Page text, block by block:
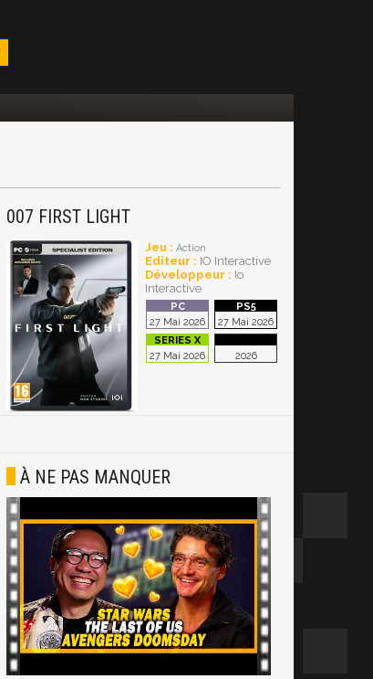
007 FIRST LIGHT
Jeu : Action
Editeur : IO Interactive
Développeur : Io
Interactive
27 Mai 2026 27 Mai 2026
27 Mai 2026 2026
À NE PAS MANQUER